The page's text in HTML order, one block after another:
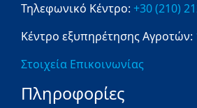
Τηλεφωνικό Κέντρο: +30 (210)
Κέντρο εξυπηρέτησης Αγροτών:
Στοιχεία Επικοινωνίας
Πληροφορίες